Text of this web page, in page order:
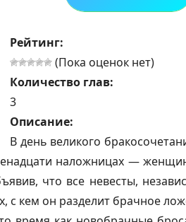
Рейтинг:
(Пока оценок нет)
Количество глав:
3
Описание:
В день великого
наложницах —
что все невесты,
с кем он разделит брачное